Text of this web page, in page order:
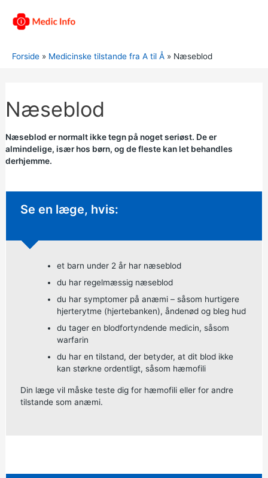
Forside Medicinske tilstande fra A til Å Næseblod
Næseblod
Næseblod er normalt ikke tegn på noget seriøst. De er
almindelige, især hos børn, og de fleste kan let behandles
derhjemme.
Ikke-presserende rådgivning:
Se en læge, hvis:
et barn under 2 år har næseblod
du har regelmæssig næseblod
du har symptomer på anæmi – såsom hurtigere
hjerterytme (hjertebanken), åndenød og bleg hud
du tager en blodfortyndende medicin, såsom
warfarin
du har en tilstand, der betyder, at dit blod ikke
kan størkne ordentligt, såsom hæmofili
Din læge vil måske teste dig for hæmofili eller for andre
tilstande som anæmi.